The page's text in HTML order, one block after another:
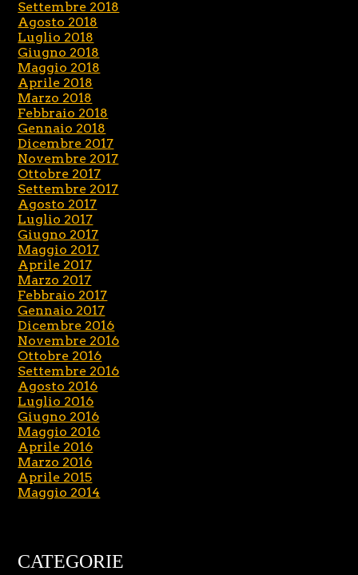
Settembre 2018
Agosto 2018
Luglio 2018
Giugno 2018
Maggio 2018
Aprile 2018
Marzo 2018
Febbraio 2018
Gennaio 2018
Dicembre 2017
Novembre 2017
Ottobre 2017
Settembre 2017
Agosto 2017
Luglio 2017
Giugno 2017
Maggio 2017
Aprile 2017
Marzo 2017
Febbraio 2017
Gennaio 2017
Dicembre 2016
Novembre 2016
Ottobre 2016
Settembre 2016
Agosto 2016
Luglio 2016
Giugno 2016
Maggio 2016
Aprile 2016
Marzo 2016
Aprile 2015
Maggio 2014
CATEGORIE